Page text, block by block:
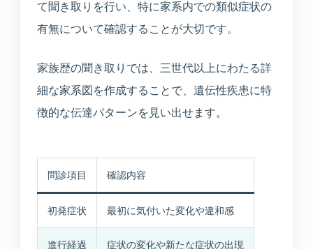
て聞き取りを行い、特に家系内での類似症状の
有無について確認することが大切です。
家族歴の聞き取りでは、三世代以上にわたる詳
細な家系図を作成することで、遺伝性疾患に特
徴的な伝達パターンを見い出せます。
問診項目 確認内容
初発症状 最初に気付いた変化や違和感
進行経過 症状の変化や新たな症状の出現